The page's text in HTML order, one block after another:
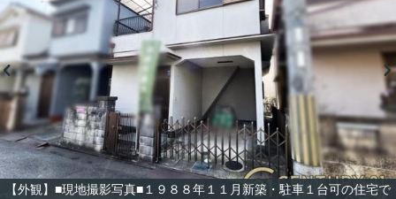
【外観】■現地撮影写真■１９８８年１１月新築・駐車１台可の住宅で